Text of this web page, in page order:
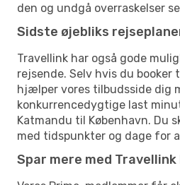
den og undgå overraskelser
Sidste øjebliks
Travellink har også gode
rejsende. Selv hvis du
hjælper vores tilbudsside dig
konkurrencedygtige last
Katmandu til København. Du
med tidspunkter og dage for
Spar mere med Travellink